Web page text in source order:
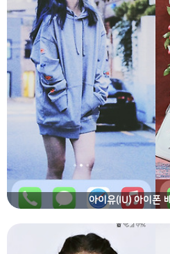
아이유(IU) 아이폰